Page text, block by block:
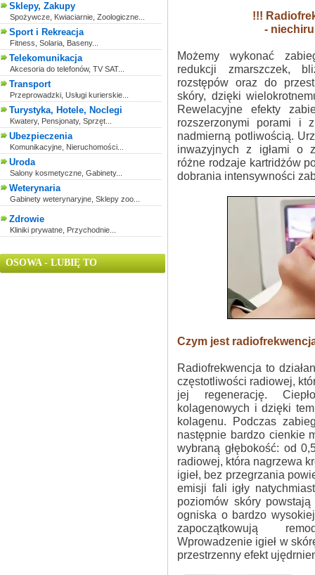
Sklepy, Zakupy
Spożywcze, Kwiaciarnie, Zoologiczne...
Sport i Rekreacja
Fitness, Solaria, Baseny...
Telekomunikacja
Akcesoria do telefonów, TV SAT...
Transport
Przeprowadzki, Usługi kurierskie...
Turystyka, Hotele, Noclegi
Kwatery, Pensjonaty, Sprzęt...
Ubezpieczenia
Komunikacyjne, Nieruchomości...
Uroda
Salony kosmetyczne, Gabinety...
Weterynaria
Gabinety weterynaryjne, Sklepy zoo...
Zdrowie
Kliniki prywatne, Przychodnie...
OSOWA - LUBIĘ TO
!!!
-
Możemy wykonać
redukcji zmarszczek,
rozstępów oraz do
skóry, dzięki
Rewelacyjne efekty
rozszerzonymi porami i
nadmierną potliwością.
inwazyjnych z igłami o
różne rodzaje kartridżów
dobrania intensywności
Czym jest
Radiofrekwencja to
częstotliwości radiowej,
jej regenerację.
kolagenowych i dzięki
kolagenu. Podczas
następnie bardzo cienkie
wybraną głębokość: od
radiowej, która nagrzewa
igieł, bez przegrzania
emisji fali igły
poziomów skóry
ogniska o bardzo
zapoczątkowują
Wprowadzenie igieł w
przestrzenny efekt